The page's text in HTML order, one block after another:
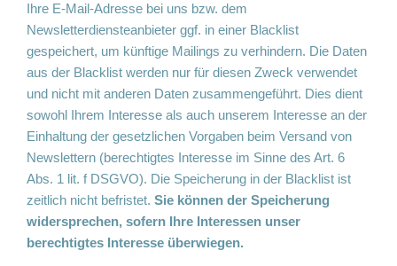
Ihre E-Mail-Adresse bei uns bzw. dem
Newsletterdiensteanbieter ggf. in einer Blacklist
gespeichert, um künftige Mailings zu verhindern. Die Daten
aus der Blacklist werden nur für diesen Zweck verwendet
und nicht mit anderen Daten zusammengeführt. Dies dient
sowohl Ihrem Interesse als auch unserem Interesse an der
Einhaltung der gesetzlichen Vorgaben beim Versand von
Newslettern (berechtigtes Interesse im Sinne des Art. 6
Abs. 1 lit. f DSGVO). Die Speicherung in der Blacklist ist
zeitlich nicht befristet. Sie können der Speicherung
widersprechen, sofern Ihre Interessen unser
berechtigtes Interesse überwiegen.